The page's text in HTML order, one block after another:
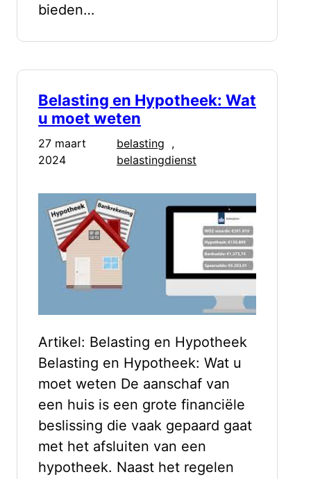
bieden…
Belasting en Hypotheek: Wat
u moet weten
27 maart
2024
belasting
belastingdienst
Artikel: Belasting en Hypotheek
Belasting en Hypotheek: Wat u
moet weten De aanschaf van
een huis is een grote financiële
beslissing die vaak gepaard gaat
met het afsluiten van een
hypotheek. Naast het regelen